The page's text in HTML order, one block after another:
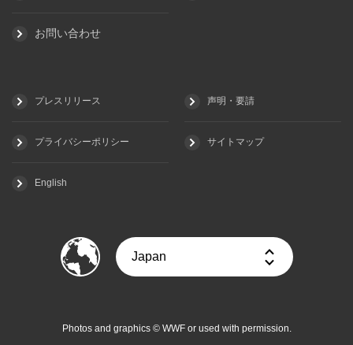
お問い合わせ
プレスリリース 声明・要請
プライバシーポリシー サイトマップ
English
Photos and graphics © WWF or used with permission.